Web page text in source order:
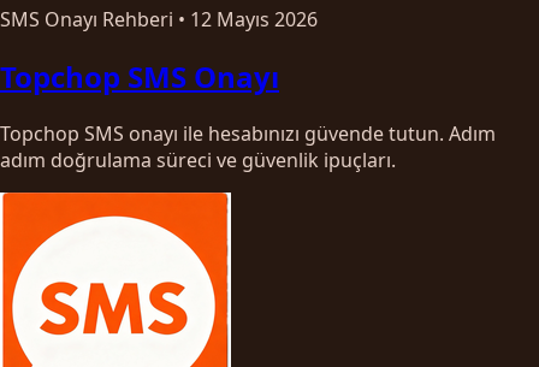
SMS Onayı Rehberi • 12 Mayıs 2026
Topchop SMS Onayı
Topchop SMS onayı ile hesabınızı güvende tutun. Adım
adım doğrulama süreci ve güvenlik ipuçları.